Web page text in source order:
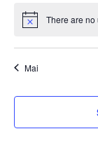
There are no
Mai